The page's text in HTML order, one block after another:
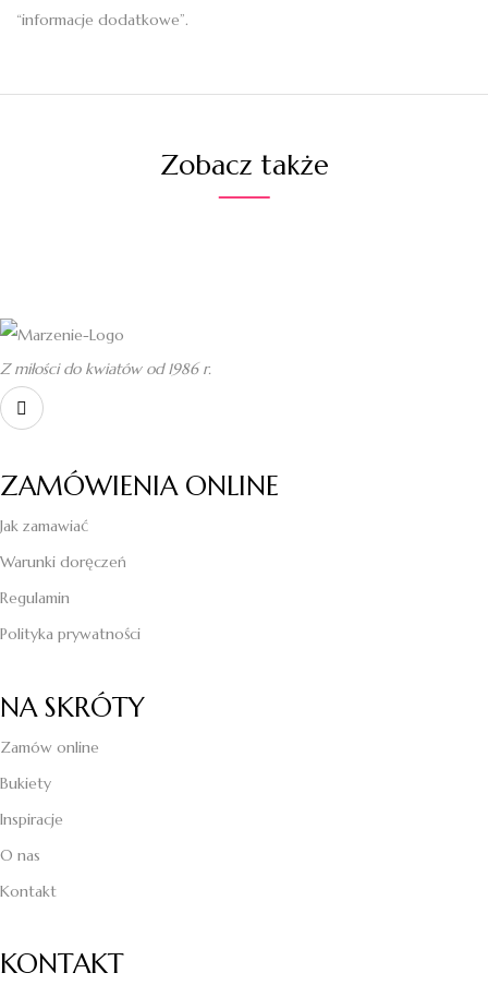
“informacje dodatkowe”.
Zobacz także
Z miłości do kwiatów od 1986 r.
ZAMÓWIENIA ONLINE
Jak zamawiać
Warunki doręczeń
Regulamin
Polityka prywatności
NA SKRÓTY
Zamów online
Bukiety
Inspiracje
O nas
Kontakt
KONTAKT